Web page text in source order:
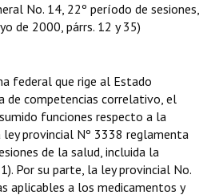
No. 14, 22º período de sesiones,
de 2000, párrs. 12 y 35)
federal que rige al Estado
de competencias correlativo, el
funciones respecto a la
provincial Nº 3338 reglamenta
de la salud, incluida la
Por su parte, la ley provincial No.
aplicables a los medicamentos y